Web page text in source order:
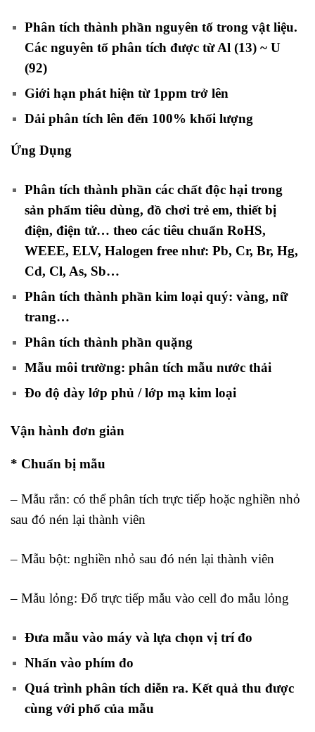
Phân tích thành phần nguyên tố trong vật liệu.
Các nguyên tố phân tích được từ Al (13) ~ U
(92)
Giới hạn phát hiện từ 1ppm trở lên
Dải phân tích lên đến 100% khối lượng
Ứng Dụng
Phân tích thành phần các chất độc hại trong
sản phẩm tiêu dùng, đồ chơi trẻ em, thiết bị
điện, điện tử… theo các tiêu chuẩn RoHS,
WEEE, ELV, Halogen free như: Pb, Cr, Br, Hg,
Cd, Cl, As, Sb…
Phân tích thành phần kim loại quý: vàng, nữ
trang…
Phân tích thành phần quặng
Mẫu môi trường: phân tích mẫu nước thải
Đo độ dày lớp phủ / lớp mạ kim loại
Vận hành đơn giản
* Chuẩn bị mẫu
– Mẫu rắn: có thể phân tích trực tiếp hoặc nghiền nhỏ
sau đó nén lại thành viên
– Mẫu bột: nghiền nhỏ sau đó nén lại thành viên
– Mẫu lỏng: Đổ trực tiếp mẫu vào cell đo mẫu lỏng
Đưa mẫu vào máy và lựa chọn vị trí đo
Nhấn vào phím đo
Quá trình phân tích diễn ra. Kết quả thu được
cùng với phổ của mẫu